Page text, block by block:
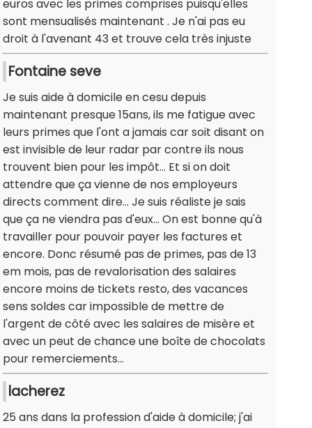
euros avec les primes comprises puisqu'elles
sont mensualisés maintenant . Je n'ai pas eu
droit à l'avenant 43 et trouve cela très injuste
Fontaine seve
Je suis aide à domicile en cesu depuis
maintenant presque 15ans, ils me fatigue avec
leurs primes que l'ont a jamais car soit disant on
est invisible de leur radar par contre ils nous
trouvent bien pour les impôt... Et si on doit
attendre que ça vienne de nos employeurs
directs comment dire... Je suis réaliste je sais
que ça ne viendra pas d'eux... On est bonne qu'à
travailler pour pouvoir payer les factures et
encore. Donc résumé pas de primes, pas de 13
em mois, pas de revalorisation des salaires
encore moins de tickets resto, des vacances
sens soldes car impossible de mettre de
l'argent de côté avec les salaires de misère et
avec un peut de chance une boîte de chocolats
pour remerciements...
lacherez
25 ans dans la profession d'aide à domicile; j'ai